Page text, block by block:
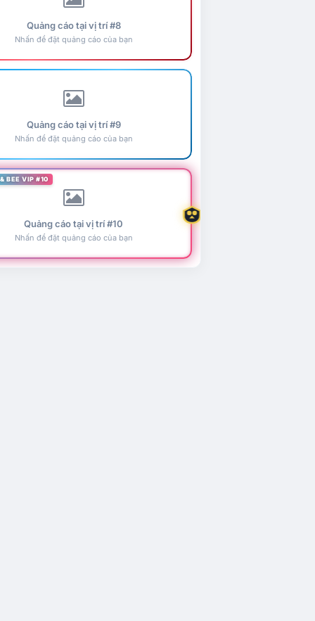
Quảng cáo tại vị trí #8
Nhấn để đặt quảng cáo của bạn
Quảng cáo tại vị trí #9
Nhấn để đặt quảng cáo của bạn
BEE VIP #10
Quảng cáo tại vị trí #10
Nhấn để đặt quảng cáo của bạn